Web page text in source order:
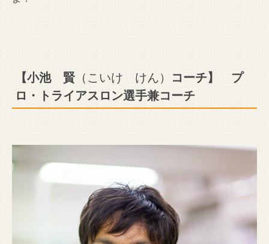
【小池 賢 （こいけ けん）
コーチ】 プ
ロ・トライアスロン選手兼コーチ